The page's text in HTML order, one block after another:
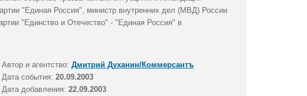
"Единая Россия", министр внутренних дел (МВД) России
"Единство и Отечество" - "Единая Россия" в
Автор и агентство: Дмитрий Духанин/Коммерсантъ
Дата события: 20.09.2003
Дата добавления: 22.09.2003